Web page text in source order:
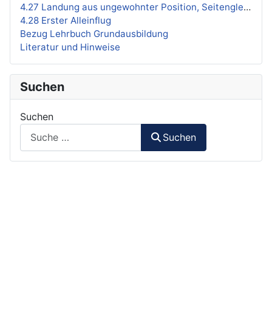
4.27 Landung aus ungewohnter Position, Seitengleitflug
4.28 Erster Alleinflug
Bezug Lehrbuch Grundausbildung
Literatur und Hinweise
Suchen
Suchen
Suchen